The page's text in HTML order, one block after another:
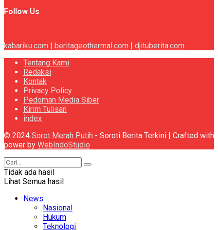
Follow Us
kabariku.com beritageothermal.com
djituberita.com
Tentang Kami
Redaksi
Kontak
Privacy Policy
Pedoman Media Siber
Kirim Tulisan
index
© 2024 Sorot Merah Putih - Soroti Berita Terkini | Crafted with
power by WebIndoStudio
Tidak ada hasil
Lihat Semua hasil
News
Nasional
Hukum
Teknologi